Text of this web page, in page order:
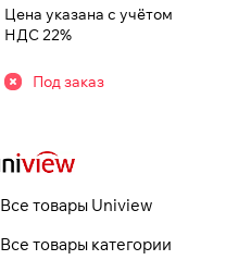
Цена указана с учётом
НДС 22%
Под заказ
Все товары Uniview
Все товары категории